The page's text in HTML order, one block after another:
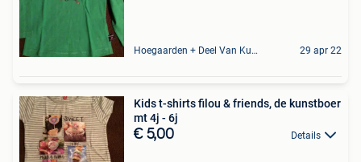
Hoegaarden + Deel Van Kumtich + Deel Van Tienen 29 apr 22
Kids t-shirts filou & friends, de kunstboer
mt 4j - 6j
€ 5,00 Details